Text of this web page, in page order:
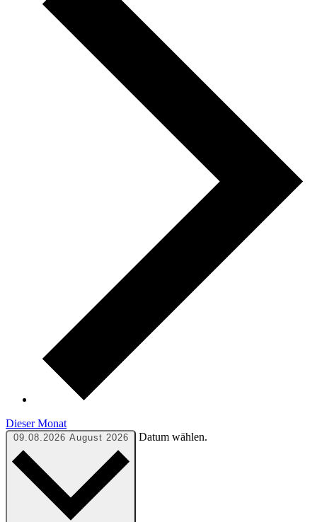
Dieser Monat
09.08.2026 August 2026 Datum wählen.